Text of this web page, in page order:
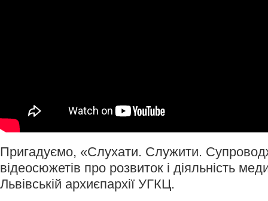
Пригадуємо, «Слухати. Служити.
відеосюжетів про розвиток і діяльність
Львівській архиєпархії УГКЦ.